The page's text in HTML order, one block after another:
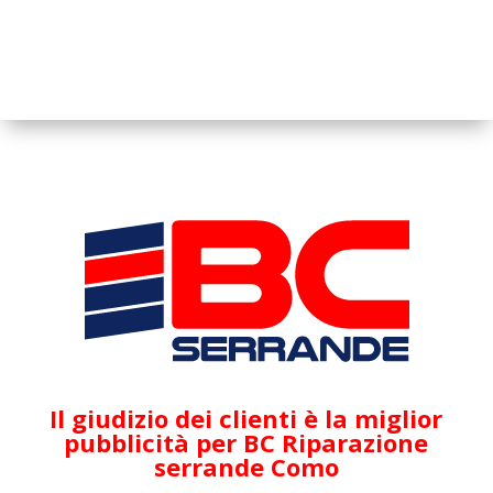
Il giudizio dei clienti è la miglior
pubblicità per BC Riparazione
serrande Como